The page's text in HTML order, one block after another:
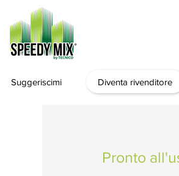
Suggeriscimi Diventa rivenditore
Pronto